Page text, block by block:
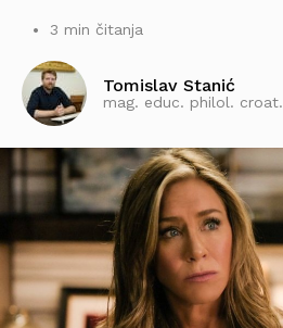
3 min čitanja
Tomislav Stanić
mag. educ. philol. croat.